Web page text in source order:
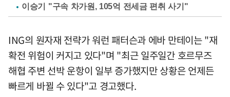
이승기 "구속 차가원, 105억 전세금 편취 사기"
ING의 원자재 전략가 워런 패터슨과 에바 만테이는 "재
확전 위험이 커지고 있다"며 "최근 일주일간 호르무즈
해협 주변 선박 운항이 일부 증가했지만 상황은 언제든
빠르게 바뀔 수 있다"고 경고했다.